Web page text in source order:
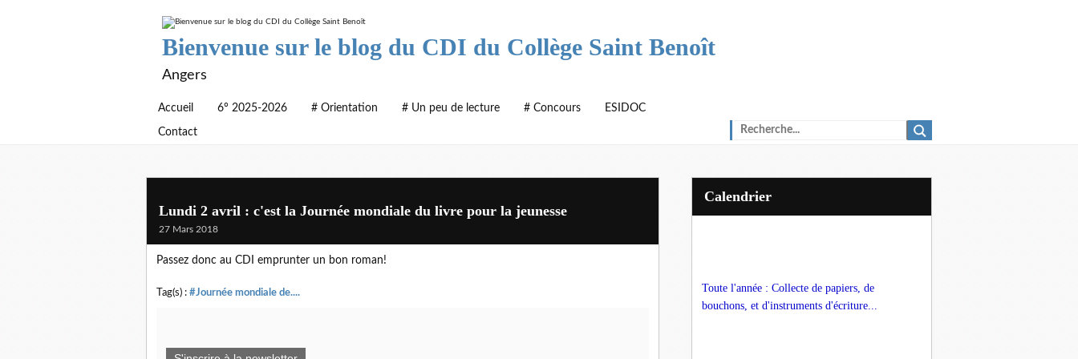
Bienvenue sur le blog du CDI du Collège Saint Benoît
Angers
Accueil 6° 2025-2026 # Orientation # Un peu de lecture # Concours ESIDOC
Contact
Lundi 2 avril : c'est la Journée mondiale du livre pour la jeunesse
27 Mars 2018
Passez donc au CDI emprunter un bon roman!
Tag(s) : #Journée mondiale de....
Calendrier
Toute l'année : Collecte de papiers, de
bouchons, et d'instruments d'écriture...